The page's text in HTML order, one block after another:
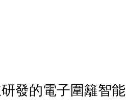
發的電子圍籬智